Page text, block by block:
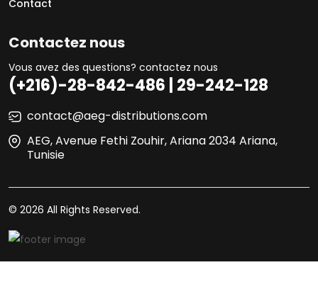
Contact
Contactez nous
Vous avez des questions? contactez nous
(+216)-28-842-486 | 29-242-128
contact@aeg-distributions.com
AEG, Avenue Fethi Zouhir, Ariana 2034 Ariana,
Tunisie
© 2026 All Rights Reserved.